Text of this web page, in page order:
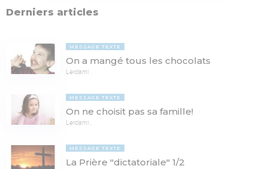
Derniers articles
MESSAGE TEXTE
On a mangé tous les chocolats
Lerdami .
MESSAGE TEXTE
On ne choisit pas sa famille!
Lerdami .
MESSAGE TEXTE
La Prière "dictatoriale" 1/2